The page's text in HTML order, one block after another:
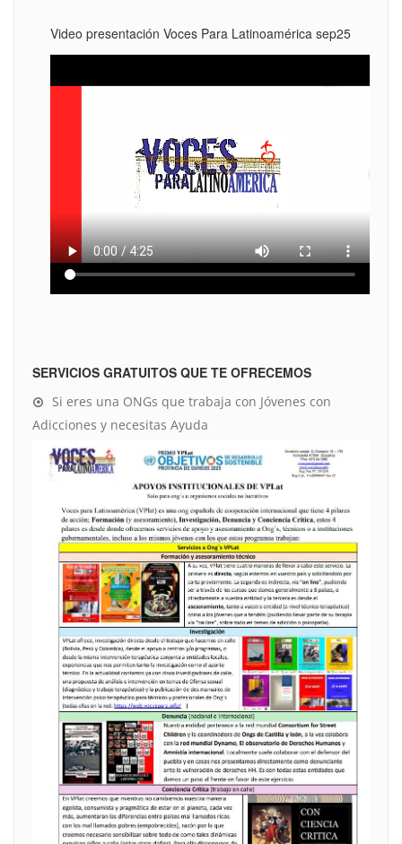
Video presentación Voces Para Latinoamérica sep25
SERVICIOS GRATUITOS QUE TE OFRECEMOS
Si eres una ONGs que trabaja con Jóvenes con
Adicciones y necesitas Ayuda